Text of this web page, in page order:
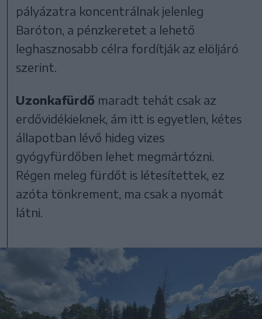
pályázatra koncentrálnak jelenleg
Baróton, a pénzkeretet a lehető
leghasznosabb célra fordítják az elöljáró
szerint.
Uzonkafürdő maradt tehát csak az
erdővidékieknek, ám itt is egyetlen, kétes
állapotban lévő hideg vizes
gyógyfürdőben lehet megmártózni.
Régen meleg fürdőt is létesítettek, ez
azóta tönkrement, ma csak a nyomát
látni.